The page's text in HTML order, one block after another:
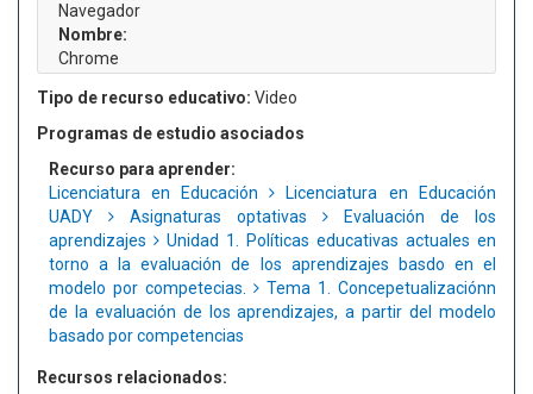
Navegador
Nombre:
Chrome
Tipo de recurso educativo: Video
Programas de estudio asociados
Recurso para aprender:
Licenciatura en Educación
Licenciatura en Educación
UADY
Asignaturas optativas
Evaluación de los
aprendizajes
Unidad 1. Políticas educativas actuales en
torno a la evaluación de los aprendizajes basdo en el
modelo por competecias.
Tema 1. Concepetualizaciónn
de la evaluación de los aprendizajes, a partir del modelo
basado por competencias
Recursos relacionados: